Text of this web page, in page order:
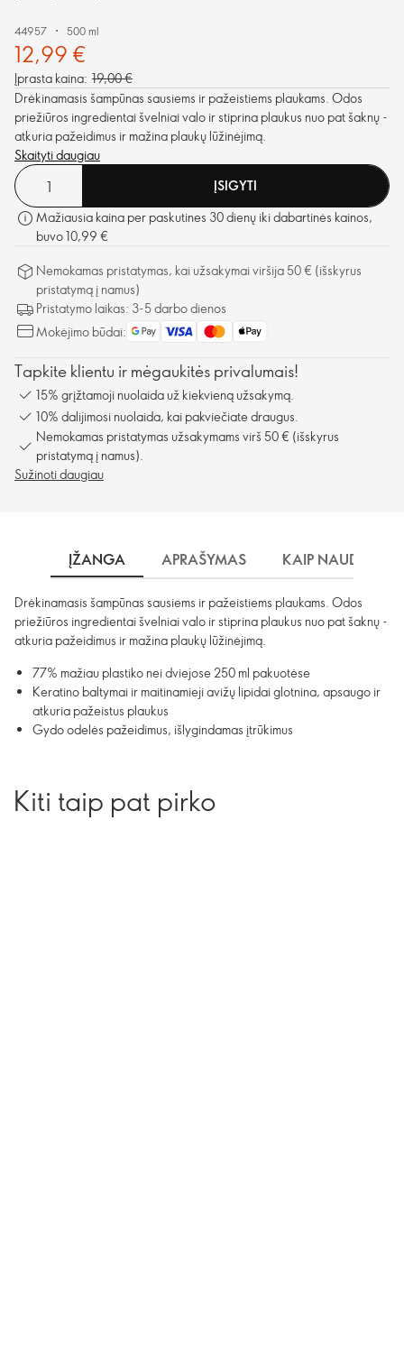
44957 500 ml
12,99 €
Įprasta kaina: 19,00 €
Drėkinamasis šampūnas sausiems ir pažeistiems plaukams. Odos
priežiūros ingredientai švelniai valo ir stiprina plaukus nuo pat šaknų -
atkuria pažeidimus ir mažina plaukų lūžinėjimą.
Skaityti daugiau
ĮSIGYTI
Mažiausia kaina per paskutines 30 dienų iki dabartinės kainos,
buvo 10,99 €
Nemokamas pristatymas, kai užsakymai viršija 50 € (išskyrus
pristatymą į namus)
Pristatymo laikas: 3-5 darbo dienos
Mokėjimo būdai:
Tapkite klientu ir mėgaukitės privalumais!
15% grįžtamoji nuolaida už kiekvieną užsakymą.
10% dalijimosi nuolaida, kai pakviečiate draugus.
Nemokamas pristatymas užsakymams virš 50 € (išskyrus
pristatymą į namus).
Sužinoti daugiau
ĮŽANGA APRAŠYMAS KAIP NAUDOTI?
Drėkinamasis šampūnas sausiems ir pažeistiems plaukams. Odos
priežiūros ingredientai švelniai valo ir stiprina plaukus nuo pat šaknų -
atkuria pažeidimus ir mažina plaukų lūžinėjimą.
77% mažiau plastiko nei dviejose 250 ml pakuotėse
Keratino baltymai ir maitinamieji avižų lipidai glotnina, apsaugo ir
atkuria pažeistus plaukus
Gydo odelės pažeidimus, išlygindamas įtrūkimus
Kiti taip pat pirko